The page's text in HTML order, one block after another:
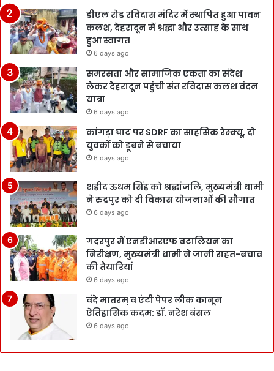
डीएल रोड रविदास मंदिर में स्थापित हुआ पावन
कलश, देहरादून में श्रद्धा और उत्साह के साथ
हुआ स्वागत
6 days ago
समरसता और सामाजिक एकता का संदेश
लेकर देहरादून पहुंची संत रविदास कलश वंदन
यात्रा
6 days ago
कांगड़ा घाट पर SDRF का साहसिक रेस्क्यू, दो
युवकों को डूबने से बचाया
6 days ago
शहीद ऊधम सिंह को श्रद्धांजलि, मुख्यमंत्री धामी
ने रुद्रपुर को दी विकास योजनाओं की सौगात
6 days ago
गदरपुर में एनडीआरएफ बटालियन का
निरीक्षण, मुख्यमंत्री धामी ने जानी राहत-बचाव
की तैयारियां
6 days ago
वंदे मातरम् व एंटी पेपर लीक कानून
ऐतिहासिक कदम: डॉ. नरेश बंसल
6 days ago